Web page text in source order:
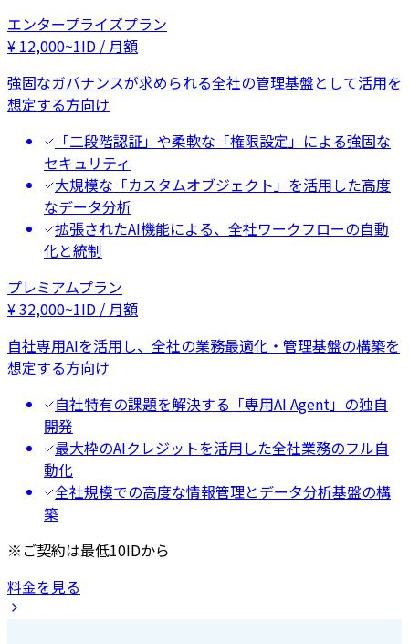
エンタープライズプラン
¥ 12,000~1ID / 月額
強固なガバナンスが求められる全社の管理基盤として活用を
想定する方向け
「二段階認証」や柔軟な「権限設定」による強固な
セキュリティ
大規模な「カスタムオブジェクト」を活用した高度
なデータ分析
拡張されたAI機能による、全社ワークフローの自動
化と統制
プレミアムプラン
¥32,000~1ID / 月額
自社専用AIを活用し、全社の業務最適化・管理基盤の構築を
想定する方向け
自社特有の課題を解決する「専用AI Agent」の独自
開発
最大枠のAIクレジットを活用した全社業務のフル自
動化
全社規模での高度な情報管理とデータ分析基盤の構
築
※ご契約は最低10IDから
料金を見る